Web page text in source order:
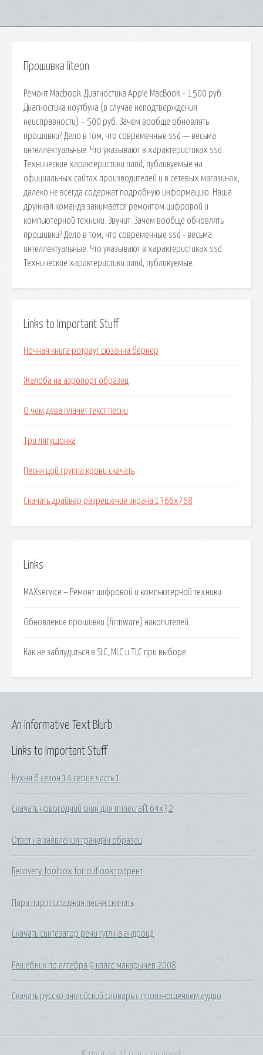
Прошивка liteon
Ремонт Macbook. Диагностика Apple MacBook – 1500 руб.
Диагностика ноутбука (в случае неподтверждения
неисправности) – 500 руб. Зачем вообще обновлять
прошивки? Дело в том, что современные ssd — весьма
интеллектуальные. Что указывают в характеристиках ssd.
Технические характеристики nand, публикуемые на
официальных сайтах производителей и в сетевых магазинах,
далеко не всегда содержат подробную информацию. Наша
дружная команда занимается ремонтом цифровой и
компьютерной техники. Звучит. Зачем вообще обновлять
прошивки?.Дело в том, что современные ssd - весьма
интеллектуальные. Что указывают в характеристиках ssd.
Технические характеристики nand, публикуемые.
Links to Important Stuff
Ночная книга ротраут сюзанна бернер
Жалоба на аэропорт образец
О чем дева плачет текст песни
Три лягушонка
Песня цой группа крови скачать
Скачать драйвер разрешение экрана 1366x768
Links
MAXservice – Ремонт цифровой и компьютерной техники.
Обновление прошивки (firmware) накопителей.
Как не заблудиться в SLC, MLC и TLC при выборе.
Links to Important Stuff
Кухня 6 сезон 14 серия часть 1
Скачать новогодний скин для minecraft 64x32
Ответ на заявления граждан образец
Recovery toolbox for outlook торрент
Пири пири пираджия песня скачать
Скачать синтезатор речи гугл на андроид
Решебник по алгебра 9 класс макарычев 2008
Скачать русско английский словарь с произношением аудио
An Informative Text Blurb